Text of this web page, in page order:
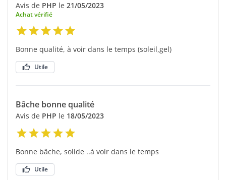
Avis de PHP le 21/05/2023
Achat vérifié
Bonne qualité, à voir dans le temps (soleil,gel)
Utile
Bâche bonne qualité
Avis de PHP le 18/05/2023
Bonne bâche, solide ..à voir dans le temps
Utile